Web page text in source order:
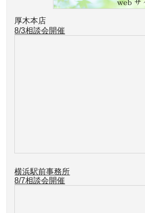
厚木本店
8/3相談会開催
横浜駅前事務所
8/7相談会開催